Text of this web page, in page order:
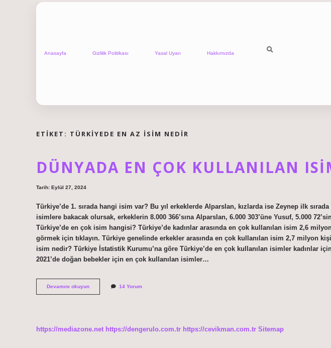
Anasayfa Gizlilik Politikası Yasal Uyarı Hakkımızda
ETIKET: TÜRKIYEDE EN AZ ISIM NEDIR
DÜNYADA EN ÇOK KULLANILAN
Tarih: Eylül 27, 2024
Türkiye’de 1. sırada hangi isim var? Bu yıl erkeklerde Alparslan, kızlarda ise Zeynep ilk
isimlere bakacak olursak, erkeklerin 8.000 366’sına Alparslan, 6.000 303’üne Yusuf, 5.000
Türkiye’de en çok isim hangisi? Türkiye’de kadınlar arasında en çok kullanılan isim 2,6
görmek için tıklayın. Türkiye genelinde erkekler arasında en çok kullanılan isim 2,7 milyon
isim nedir? Türkiye İstatistik Kurumu’na göre Türkiye’de en çok kullanılan isimler kadınlar
2021’de doğan bebekler için en çok kullanılan isimler…
Devamını okuyunDünyada
En
14 Yorum
https://mediazone.net https://dengerulo.com.tr https://cevikman.com.tr Sitemap